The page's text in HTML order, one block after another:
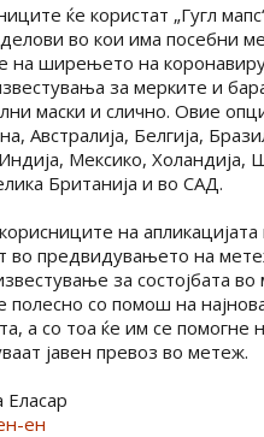
ќе користат „Гугл
во кои има посебни
на ширењето на
за мерките и
маски и слично. Овие
Австралија, Белгија,
Мексико, Холандија,
Британија и во САД.
на
во предвидувањето на
за состојбата
полесно со помош на
а со тоа ќе им се помогне
јавен превоз во метеж.
Еласар
ен